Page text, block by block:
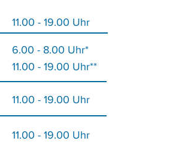
11.00 - 19.00 Uhr
6.00 - 8.00 Uhr*
11.00 - 19.00 Uhr**
11.00 - 19.00 Uhr
11.00 - 19.00 Uhr